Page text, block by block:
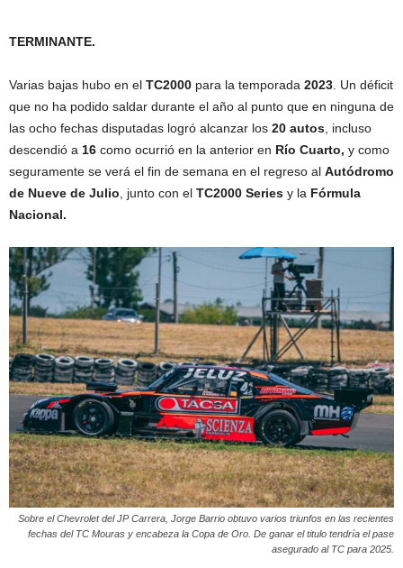
TERMINANTE.
Varias bajas hubo en el TC2000 para la temporada 2023. Un déficit
que no ha podido saldar durante el año al punto que en ninguna de
las ocho fechas disputadas logró alcanzar los 20 autos, incluso
descendió a 16 como ocurrió en la anterior en Río Cuarto, y como
seguramente se verá el fin de semana en el regreso al Autódromo
de Nueve de Julio, junto con el TC2000 Series y la Fórmula
Nacional.
Sobre el Chevrolet del JP Carrera, Jorge Barrio obtuvo varios triunfos en las recientes
fechas del TC Mouras y encabeza la Copa de Oro. De ganar el titulo tendría el pase
asegurado al TC para 2025.